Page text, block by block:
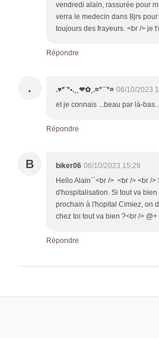
vendredi alain, rassurée pour
verra le medecin dans 8jrs
toujours des frayeurs. <br /> je
Répondre
. .♥*¨*•.¸¸❤✿¸.¤*¨¨*¤ 06/10/2023
et je connais ...beau par là-
Répondre
B biker06 06/10/2023 15:29
Hello Alain``<br /> <br /> <br /
d'hospitalisation. Si tout va
prochain à l'hopital Cimiez, on
chez toi tout va bien ?<br /> @+
Répondre